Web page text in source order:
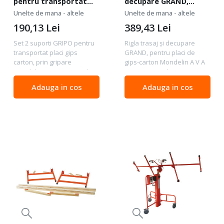
placi gips carton, prin
gripare Mondelin
Unelte de mana - altele
Set 2 suporti GRIPO pentru
transportat placi gips
carton, prin gripare
Mondelin UTILIZARE • Utilizat
gips-carton şi toate tipurile
de panouri, de 2 persoane.
190,13 Lei
Adauga in cos
pentru placi de gips-
carton Mondelin
Unelte de mana - altele
Rigla trasaj şi decupare
GRAND, pentru placi de
gips-carton Mondelin A V A
N T A J E • Gradaţie pentru
cu laser. • Poate fi folosit ca
echer. • Lamă retractabilă
389,43 Lei
Adauga in cos